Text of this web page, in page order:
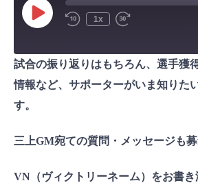
P
l
E
p
s
o
1x
SHARE
LINK
EMBED
試合の振り返りはもちろん、選手獲
情報など、サポーターがいま知りた
す。
三上GM宛ての質問・メッセージも募
VN（ヴィクトリーネーム）をお書き